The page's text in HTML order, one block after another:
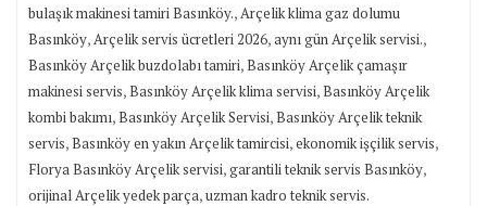
bulaşık makinesi tamiri Basınköy.,Arçelik klima gaz dolumu
Basınköy,Arçelik servis ücretleri 2026,aynı gün Arçelik servisi.,
Basınköy Arçelik buzdolabı tamiri,Basınköy Arçelik çamaşır
makinesi servis,Basınköy Arçelik klima servisi,Basınköy Arçelik
kombi bakımı,Basınköy Arçelik Servisi,Basınköy Arçelik teknik
servis,Basınköy en yakın Arçelik tamircisi,ekonomik işçilik servis,
Florya Basınköy Arçelik servisi,garantili teknik servis Basınköy,
orijinal Arçelik yedek parça,uzman kadro teknik servis.